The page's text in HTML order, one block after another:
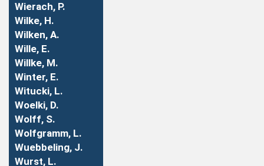
Wierach, P.
Wilke, H.
Wilken, A.
Wille, E.
Willke, M.
Winter, E.
Witucki, L.
Woelki, D.
Wolff, S.
Wolfgramm, L.
Wuebbeling, J.
Wurst, L.